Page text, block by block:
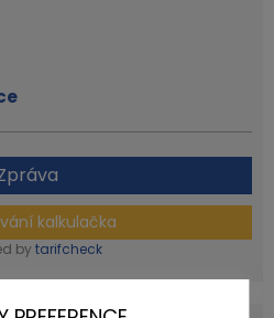
kalkulačka
by tarifcheck